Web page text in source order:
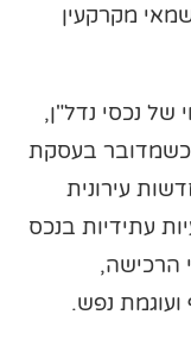
מקרקעין
של נכסי נדל"ן,
כשמדובר בעסקת
עירונית
עתידיות בנכס
הרכישה,
ועוגמת נפש.